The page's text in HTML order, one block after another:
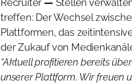
Recruiter — Stellen
treffen: Der Wechsel
Plattformen, das
der Zukauf von
“Aktuell profitieren bereits
unserer Plattform. Wir freuen